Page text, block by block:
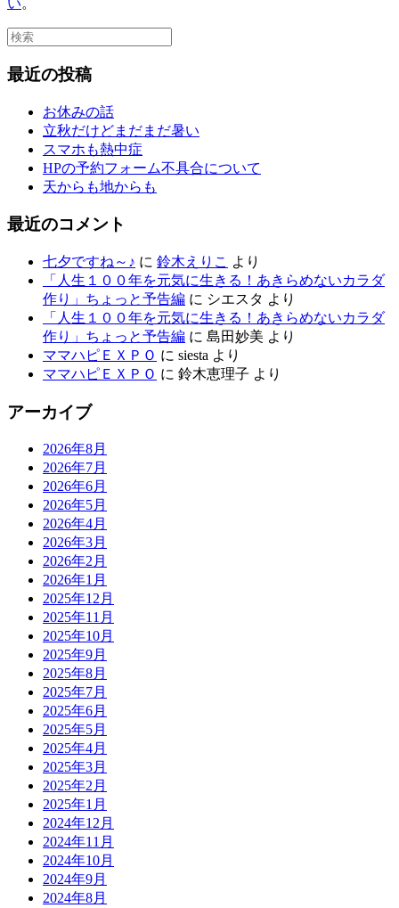
い。
最近の投稿
お休みの話
立秋だけどまだまだ暑い
スマホも熱中症
HPの予約フォーム不具合について
天からも地からも
最近のコメント
七夕ですね～♪ に 鈴木えりこ より
「人生１００年を元気に生きる！あきらめないカラダ
作り」ちょっと予告編 に シエスタ より
「人生１００年を元気に生きる！あきらめないカラダ
作り」ちょっと予告編 に 島田妙美 より
ママハピＥＸＰＯ に siesta より
ママハピＥＸＰＯ に 鈴木恵理子 より
アーカイブ
2026年8月
2026年7月
2026年6月
2026年5月
2026年4月
2026年3月
2026年2月
2026年1月
2025年12月
2025年11月
2025年10月
2025年9月
2025年8月
2025年7月
2025年6月
2025年5月
2025年4月
2025年3月
2025年2月
2025年1月
2024年12月
2024年11月
2024年10月
2024年9月
2024年8月